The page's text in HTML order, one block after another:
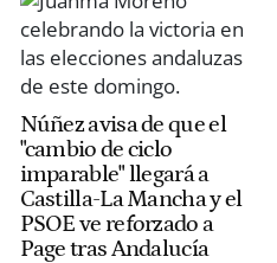
Núñez avisa de que el
"cambio de ciclo
imparable" llegará a
Castilla-La Mancha y el
PSOE ve reforzado a
Page tras Andalucía